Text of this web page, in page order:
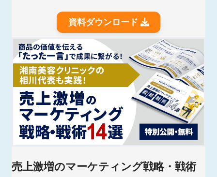
資料ダウンロード
売上激増のマーケティング戦略・戦術